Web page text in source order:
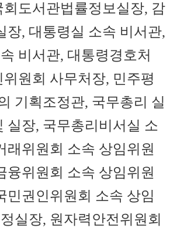
회도서관법률정보실장, 감
장, 대통령실 소속 비서관,
비서관, 대통령경호처
원회 사무처장, 민주평
기획조정관, 국무총리 실
실장, 국무총리비서실 소
래위원회 소속 상임위원
융위원회 소속 상임위원
민권인위원회 소속 상임
실장, 원자력안전위원회